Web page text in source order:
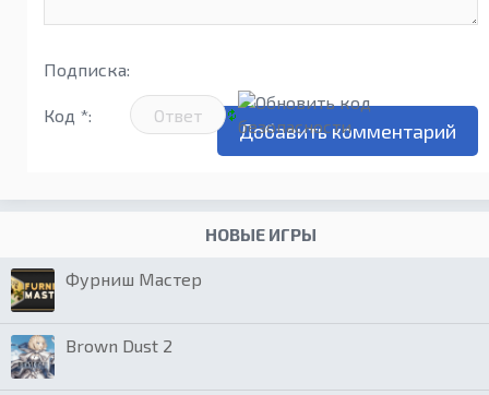
Подписка:
Код *:
НОВЫЕ ИГРЫ
Фурниш Мастер
Brown Dust 2